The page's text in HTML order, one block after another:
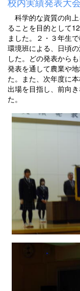
科学的な資質の向
ることを目的として
ました。２・３年生
環境班による、日頃
した。どの発表から
発表を通して農業や
た。また、次年度に
出場を目指し、前向
た。